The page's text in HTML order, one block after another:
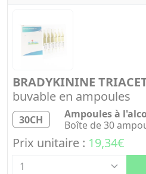
BRADYKININE
buvable en ampoules
30CH
Ampoules à
Boîte de 30
Prix unitaire : 19,34€